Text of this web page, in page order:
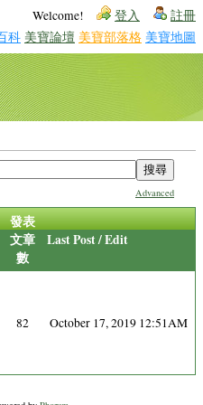
Welcome! 登入 註冊
科 美寶論壇 美寶部落格 美寶地圖
Advanced
發表
文章
數
Last Post / Edit
82 October 17, 2019 12:51AM